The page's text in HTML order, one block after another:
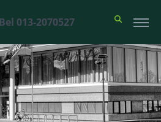
013-2070527